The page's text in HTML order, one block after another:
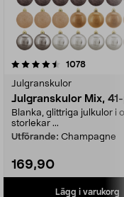
1078
Julgranskulor
Julgranskulor Mix,
Blanka, glittriga julkulor i
storlekar ...
Utförande: Champagne
169,90
Lägg i varukorg
4.5 av 5 stjärnor